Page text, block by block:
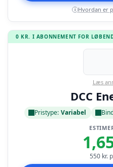
i Hvordan er
0 KR. I ABONNEMENT FOR
Læs
DCC
Pristype: Variabel
550 kr.